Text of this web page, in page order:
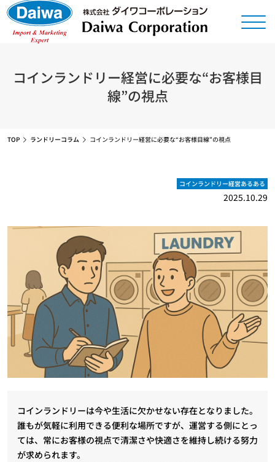
コインランドリー経営に必要な“お客様目
線”の視点
TOP ランドリーコラム コインランドリー経営に必要な“お客様目線”の視点
コインランドリー経営あるある
2025.10.29
コインランドリーは今や生活に欠かせない存在となりました。
誰もが気軽に利用できる便利な場所ですが、運営する側にとっ
ては、常にお客様の視点で清潔さや快適さを維持し続ける努力
が求められます。